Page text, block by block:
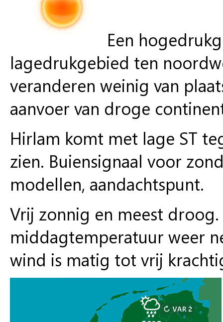
Een
lagedrukgebied ten
veranderen weinig van
aanvoer van droge
Hirlam komt met lage ST
zien. Buiensignaal voor
modellen, aandachtspunt.
Vrij zonnig en meest
middagtemperatuur weer
wind is matig tot vrij